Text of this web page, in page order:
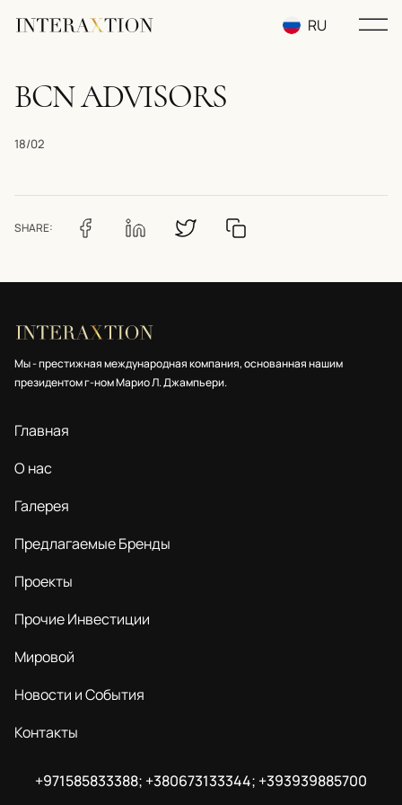
RU
BCN ADVISORS
18/02
SHARE:
Мы - престижная международная компания, основанная нашим
президентом г-ном Марио Л. Джампьери.
Главная
О нас
Галерея
Предлагаемые Бренды
Проекты
Прочие Инвестиции
Мировой
Новости и События
Контакты
+971585833388; +380673133344; +393939885700